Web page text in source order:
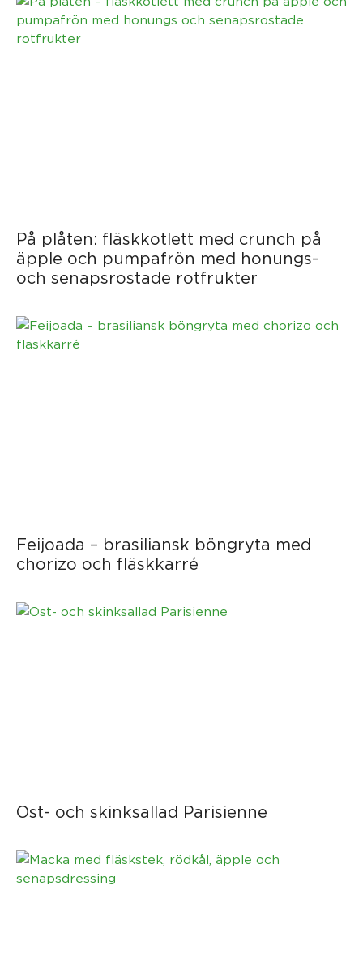
På plåten: fläskkotlett med crunch på
äpple och pumpafrön med honungs-
och senapsrostade rotfrukter
Feijoada – brasiliansk böngryta med
chorizo och fläskkarré
Ost- och skinksallad Parisienne